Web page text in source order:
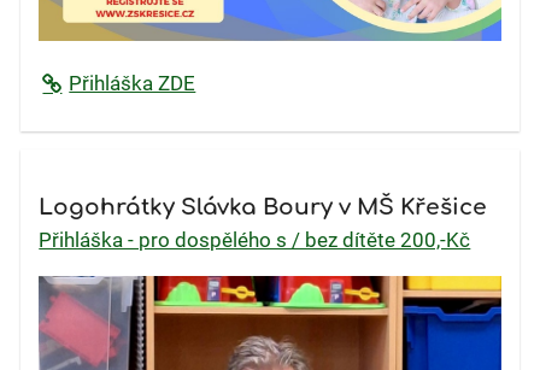
Přihláška ZDE
Logohrátky Slávka Boury v MŠ Křešice
Přihláška - pro dospělého s / bez dítěte 200,-Kč